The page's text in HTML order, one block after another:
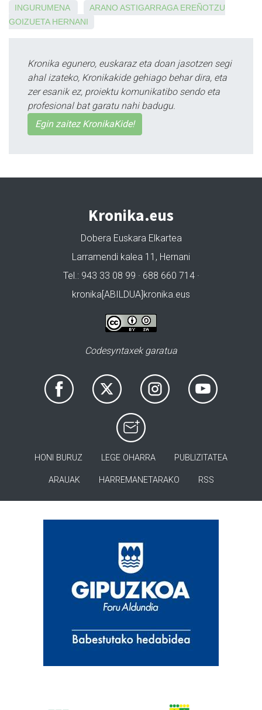
INGURUMENA ARANO ASTIGARRAGA EREÑOTZU
GOIZUETA HERNANI
Kronika egunero, euskaraz eta doan jasotzen segi
ahal izateko, Kronikakide gehiago behar dira, eta
zer esanik ez, proiektu komunikatibo sendo eta
profesional bat garatu nahi badugu.
Egin zaitez KronikaKide!
Kronika.eus
Dobera Euskara Elkartea
Larramendi kalea 11, Hernani
Tel.: 943 33 08 99 · 688 660 714 ·
kronika[ABILDUA]kronika.eus
Codesyntaxek garatua
HONI BURUZ LEGE OHARRA PUBLIZITATEA
ARAUAK HARREMANETARAKO RSS